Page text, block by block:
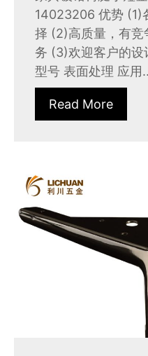
14023206 优势 (1)
择 (2)高质量，有竞
务 (3)欢迎客户的
型号 表面处理 应用
Read More